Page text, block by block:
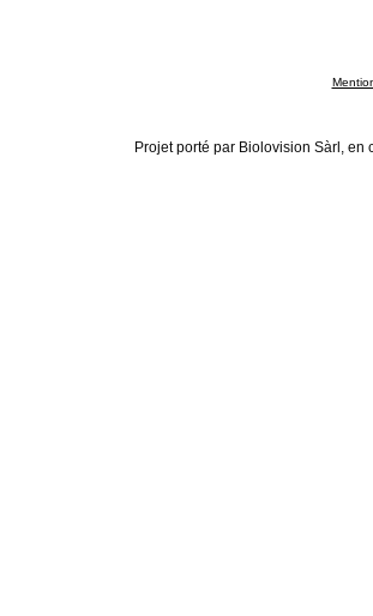
Projet porté par Biolovision Sàrl, en